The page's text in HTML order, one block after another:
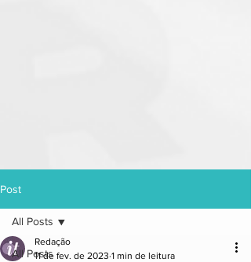
Post
All Posts
All Posts
Redação
11 de fev. de 2023 1 min de leitura